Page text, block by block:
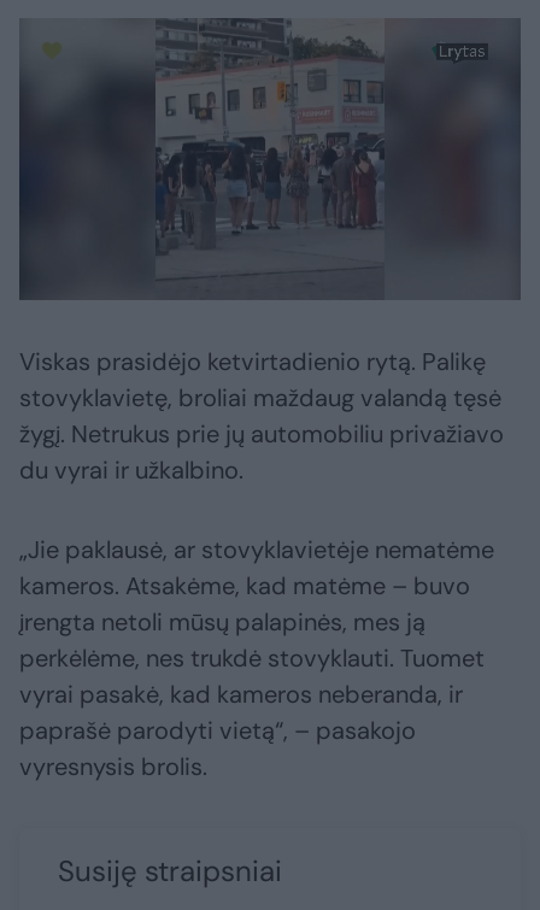
Viskas prasidėjo ketvirtadienio rytą. Palikę
stovyklavietę, broliai maždaug valandą tęsė
žygį. Netrukus prie jų automobiliu privažiavo
du vyrai ir užkalbino.
„Jie paklausė, ar stovyklavietėje nematėme
kameros. Atsakėme, kad matėme – buvo
įrengta netoli mūsų palapinės, mes ją
perkėlėme, nes trukdė stovyklauti. Tuomet
vyrai pasakė, kad kameros neberanda, ir
paprašė parodyti vietą“, – pasakojo
vyresnysis brolis.
Susiję straipsniai